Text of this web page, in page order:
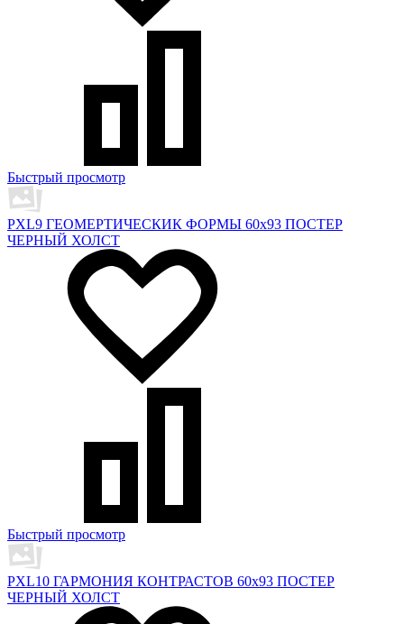
Быстрый просмотр
PXL9 ГЕОМЕРТИЧЕСКИК ФОРМЫ 60х93 ПОСТЕР
ЧЕРНЫЙ ХОЛСТ
Быстрый просмотр
PXL10 ГАРМОНИЯ КОНТРАСТОВ 60х93 ПОСТЕР
ЧЕРНЫЙ ХОЛСТ